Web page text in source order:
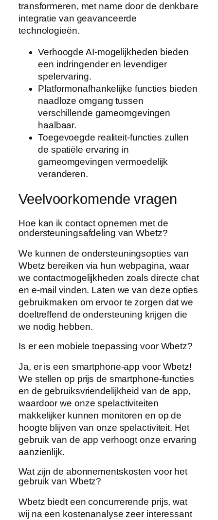
transformeren, met name door de denkbare
integratie van geavanceerde
technologieën.
Verhoogde AI-mogelijkheden bieden
een indringender en levendiger
spelervaring.
Platformonafhankelijke functies bieden
naadloze omgang tussen
verschillende gameomgevingen
haalbaar.
Toegevoegde realiteit-functies zullen
de spatiële ervaring in
gameomgevingen vermoedelijk
veranderen.
Veelvoorkomende vragen
Hoe kan ik contact opnemen met de
ondersteuningsafdeling van Wbetz?
We kunnen de ondersteuningsopties van
Wbetz bereiken via hun webpagina, waar
we contactmogelijkheden zoals directe chat
en e-mail vinden. Laten we van deze opties
gebruikmaken om ervoor te zorgen dat we
doeltreffend de ondersteuning krijgen die
we nodig hebben.
Is er een mobiele toepassing voor Wbetz?
Ja, er is een smartphone-app voor Wbetz!
We stellen op prijs de smartphone-functies
en de gebruiksvriendelijkheid van de app,
waardoor we onze spelactiviteiten
makkelijker kunnen monitoren en op de
hoogte blijven van onze spelactiviteit. Het
gebruik van de app verhoogt onze ervaring
aanzienlijk.
Wat zijn de abonnementskosten voor het
gebruik van Wbetz?
Wbetz biedt een concurrerende prijs, wat
wij na een kostenanalyse zeer interessant